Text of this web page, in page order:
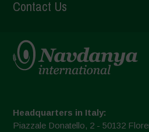
Contact Us
Headquarters in Italy:
Piazzale Donatello, 2 - 50132